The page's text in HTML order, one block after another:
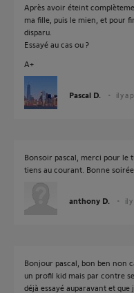
Après avoir éteint
ma fille, puis le mien, et pour
disparu.
Essayé au cas ou ?
A+
Pascal D. il y a
Bonsoir pascal, merci pour le
tiens au courant. Bonne soirée.
anthony D. il
Bonjour pascal, bon ben non
un profil kid mais par contre
déjà essayé auparavant et